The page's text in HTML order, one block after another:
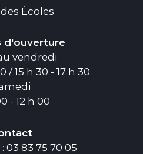
Écoles
d'ouverture
vendredi
/ 15 h 30 - 17 h 30
- 12 h 00
03 83 75 70 05